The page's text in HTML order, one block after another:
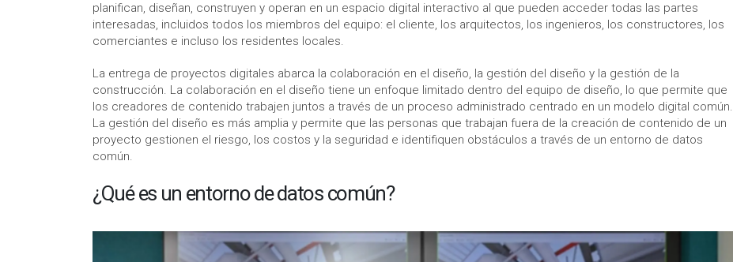
planifican, diseñan, construyen y operan en un espacio digital interactivo al que pueden acceder todas las partes
interesadas, incluidos todos los miembros del equipo: el cliente, los arquitectos, los ingenieros, los constructores, los
comerciantes e incluso los residentes locales.
La entrega de proyectos digitales abarca la colaboración en el diseño, la gestión del diseño y la gestión de la
construcción. La colaboración en el diseño tiene un enfoque limitado dentro del equipo de diseño, lo que permite que
los creadores de contenido trabajen juntos a través de un proceso administrado centrado en un modelo digital común.
La gestión del diseño es más amplia y permite que las personas que trabajan fuera de la creación de contenido de un
proyecto gestionen el riesgo, los costos y la seguridad e identifiquen obstáculos a través de un entorno de datos
común.
¿Qué es un entorno de datos común?